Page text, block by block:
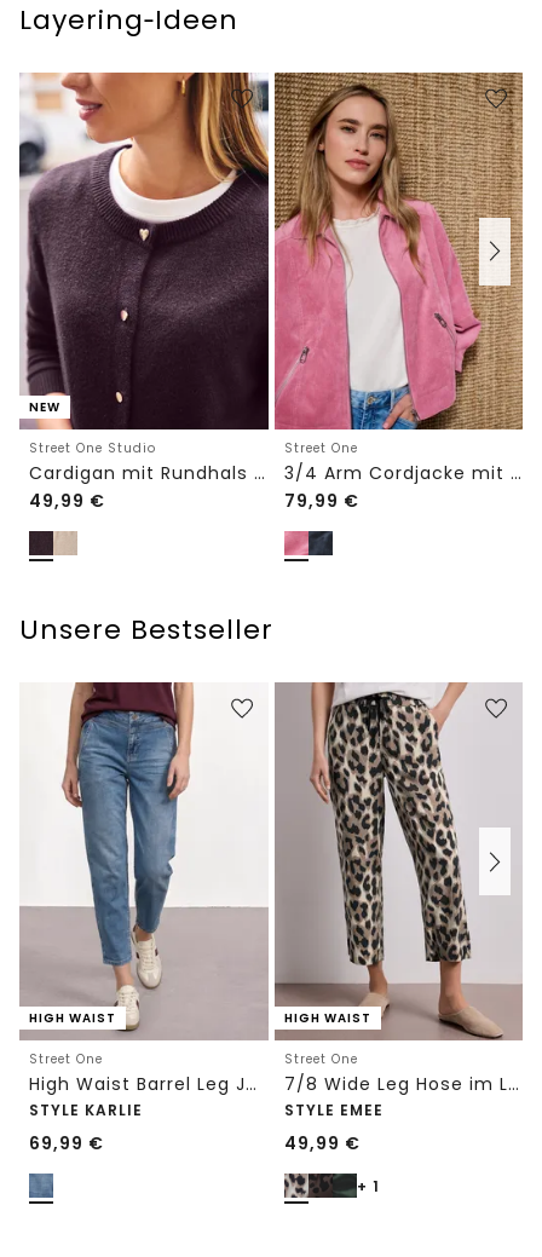
Layering‑Ideen
NEW
Street One Studio
Cardigan mit Rundhals und Knöpfen
49,99 €
Street One
3/4 Arm Cordjacke mit Hemdkragen
79,99 €
Unsere Bestseller
HIGH WAIST
Street One
High Waist Barrel Leg Jeans im Loose Fit
STYLE KARLIE
69,99 €
HIGH WAIST
Street One
7/8 Wide Leg Hose im Loose Fit mit Print
STYLE EMEE
49,99 €
+ 1